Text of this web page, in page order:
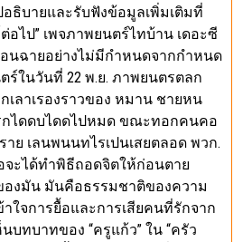
ธิบายและรับฟังข้อมูลเพิ่มเติมที่
อไป” เพจภาพยนตร์ไทบ้าน เดอะซี
นฉายอย่างไม่มีกำหนดจากกำหนด
ร์ในวันที่ 22 พ.ย. ภาพยนตรตลก
ลาเรองราวของ หมาน ชายหน
กไดดบไดดไปหมด ขณะทอกคนคอ
ย เลนพนนทไรเปนเสยตลอด พวก.
จะได้ทำพิธีถอดจิตให้ก่อนตาย
องมัน มันคือธรรมชาติของความ
ใจการยื้อและการเสียคนที่รักจาก
นบทบาทของ “ครูแก้ว” ใน “ครัว